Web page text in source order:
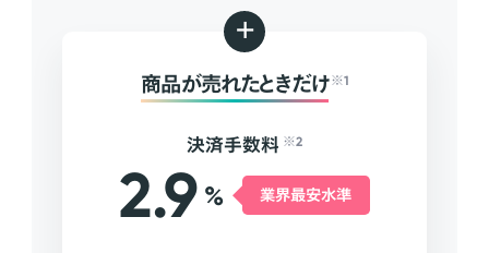
+
商品が売れたときだけ ※1
決済手数料 ※2
2.9 % 業界最安水準